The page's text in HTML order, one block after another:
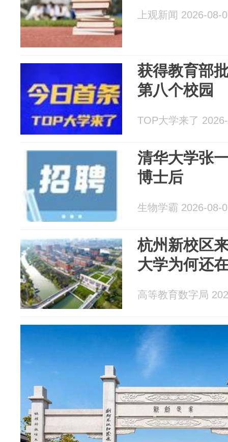
上观新闻 2026-08-
获得教育部
第八个校园
TOP大学来了
清华大学张
博士后
生物学霸 2026-08-
杭州新校区
大学为何还
高等教育数字局